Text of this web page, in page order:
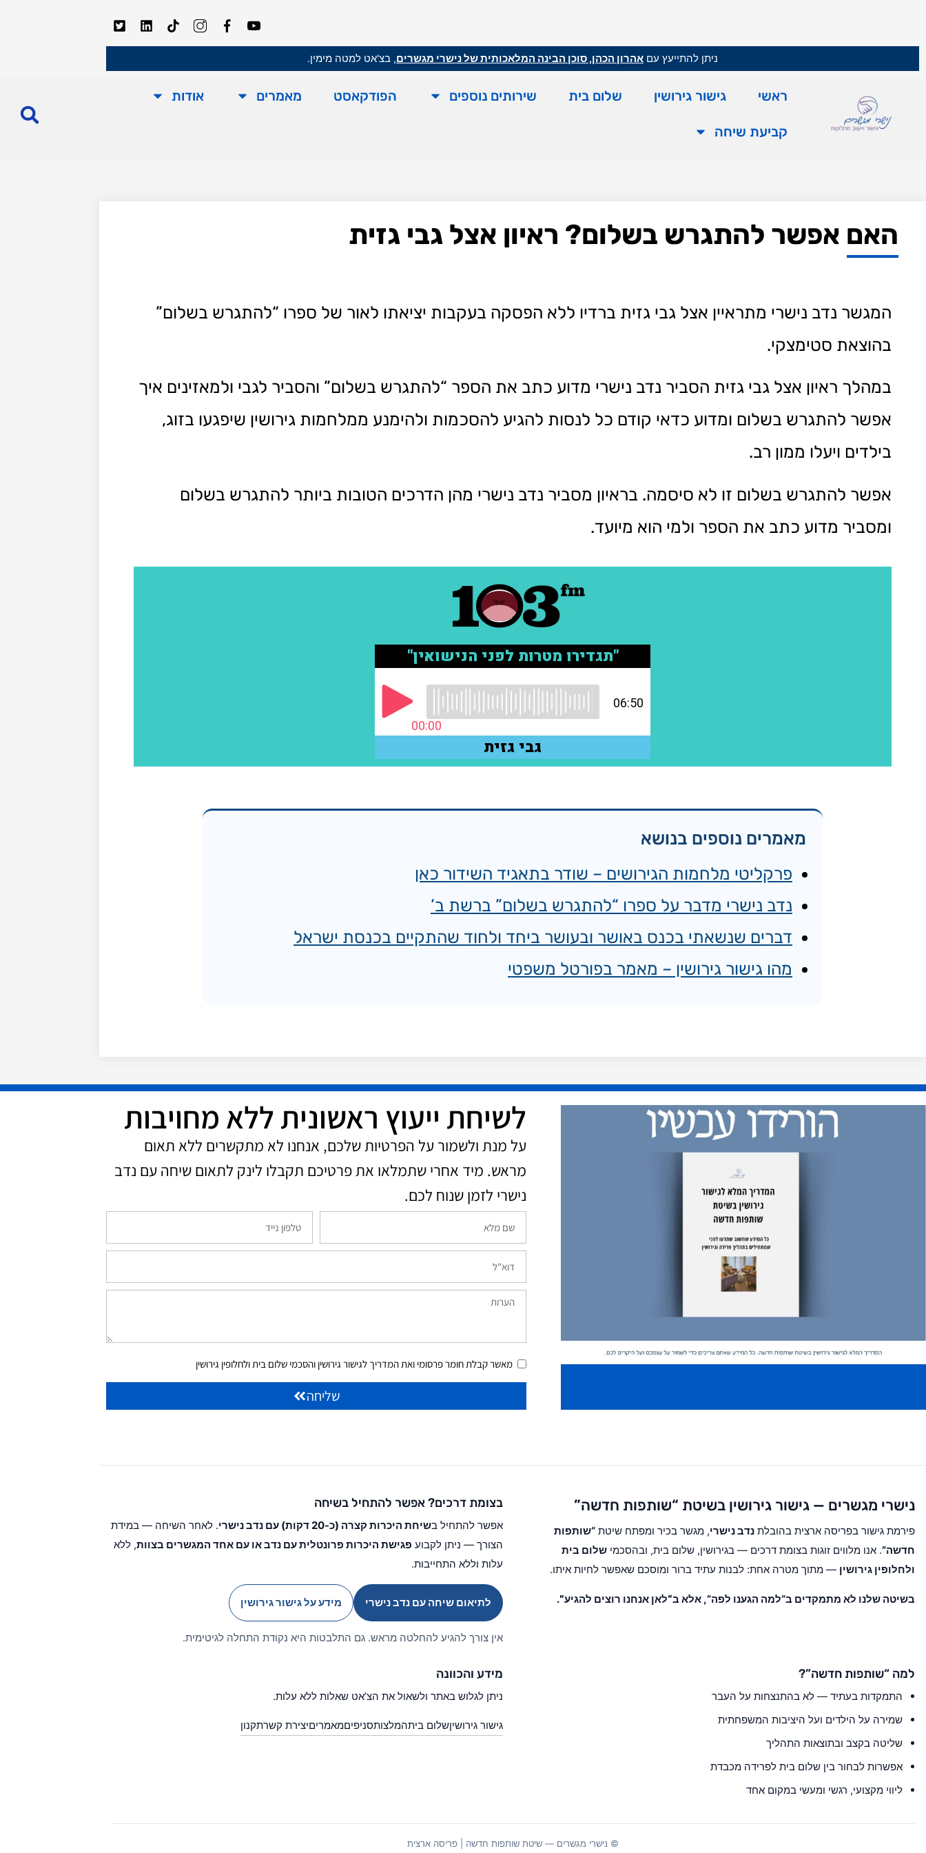
ניתן להתייעץ עם אהרון הכהן, סוכן הבינה המלאכותית של נישרי מגשרים, בצ'אט למטה מימין.
ראשי גישור גירושין שלום בית שירותים נוספים הפודקאסט מאמרים אודות
קביעת שיחה
האם אפשר להתגרש בשלום? ראיון אצל גבי גזית
המגשר נדב נישרי מתראיין אצל גבי גזית ברדיו ללא הפסקה בעקבות יציאתו לאור של ספרו “להתגרש בשלום”
בהוצאת סטימצקי.
במהלך ראיון אצל גבי גזית הסביר נדב נישרי מדוע כתב את הספר “להתגרש בשלום” והסביר לגבי ולמאזינים איך
אפשר להתגרש בשלום ומדוע כדאי קודם כל לנסות להגיע להסכמות ולהימנע ממלחמות גירושין שיפגעו בזוג,
בילדים ויעלו ממון רב.
אפשר להתגרש בשלום זו לא סיסמה. בראיון מסביר נדב נישרי מהן הדרכים הטובות ביותר להתגרש בשלום
ומסביר מדוע כתב את הספר ולמי הוא מיועד.
מאמרים נוספים בנושא
פרקליטי מלחמות הגירושים – שודר בתאגיד השידור כאן
נדב נישרי מדבר על ספרו “להתגרש בשלום” ברשת ב’
דברים שנשאתי בכנס באושר ובעושר ביחד ולחוד שהתקיים בכנסת ישראל
מהו גישור גירושין – מאמר בפורטל משפטי
לשיחת ייעוץ ראשונית ללא מחויבות
על מנת ולשמור על הפרטיות שלכם, אנחנו לא מתקשרים ללא תאום
מראש. מיד אחרי שתמלאו את פרטיכם תקבלו לינק לתאום שיחה עם נדב
נישרי לזמן שנוח לכם.​
מאשר קבלת חומר פרסומי ואת המדריך לגישור גירושין והסכמי שלום בית ולחלופין גירושין
שליחה
נישרי מגשרים — גישור גירושין בשיטת “שותפות חדשה”
פירמת גישור בפריסה ארצית בהובלת נדב נישרי, מגשר בכיר ומפתח שיטת “שותפות
חדשה”. אנו מלווים זוגות בצומת דרכים — בגירושין, שלום בית, ובהסכמי שלום בית
ולחלופין גירושין — מתוך מטרה אחת: לבנות עתיד ברור ומוסכם שאפשר לחיות איתו.
בשיטה שלנו לא מתמקדים ב“למה הגענו לפה”, אלא ב“לאן אנחנו רוצים להגיע”.
בצומת דרכים? אפשר להתחיל בשיחה
אפשר להתחיל בשיחת היכרות קצרה (כ-20 דקות) עם נדב נישרי
. לאחר השיחה — במידת
הצורך — ניתן לקבוע פגישת היכרות פרונטלית עם נדב או עם אחד המגשרים בצוות, ללא
עלות וללא התחייבות.
לתיאום שיחה עם נדב נישרי מידע על גישור גירושין
אין צורך להגיע להחלטה מראש. גם התלבטות היא נקודת התחלה לגיטימית.
למה “שותפות חדשה”?
התמקדות בעתיד — לא בהתנצחות על העבר
שמירה על הילדים ועל היציבות המשפחתית
שליטה בקצב ובתוצאות התהליך
אפשרות לבחור בין שלום בית לפרידה מכבדת
ליווי מקצועי, רגשי ומעשי במקום אחד
מידע והכוונה
ניתן לגלוש באתר ולשאול את הצ’אט שאלות ללא עלות.
גישור גירושיןשלום ביתהמלצותסניפיםמאמריםיצירת קשרתקנון
© נישרי מגשרים — שיטת שותפות חדשה | פריסה ארצית